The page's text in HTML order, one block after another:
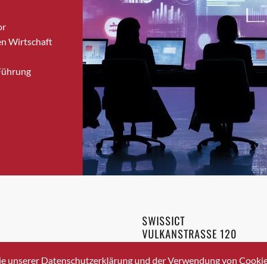
Bronschhofen
Brugg
Brugg AG
Burgdorf
Bäretswil
Bülach
Cazis
Crissier
Davos Platz
Wirtschaft
336 40 20
SWISSICT
VULKANSTRASSE 120
8048 ZURICH
unserer Datenschutzerklärung und der Verwendung von